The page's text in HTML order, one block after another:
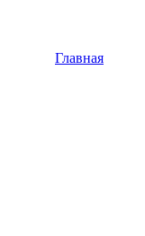
Главная